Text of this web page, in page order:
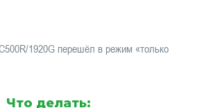
1920G перешёл в режим «только
Что делать: